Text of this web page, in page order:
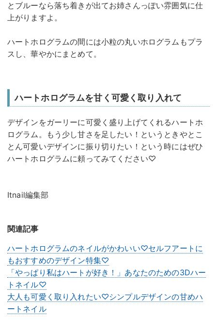
とブルーなら落ち着きが出てお姉さんっぽい雰囲気に仕
上がりますよ。
ハートホログラムの間には小粒の丸いホログラムもプラ
スし、華やかにまとめて。
ハートホログラムを甘く可愛く取り入れて
デザインをガーリーに可愛く盛り上げてくれるハートホ
ログラム。もう少し甘さを足したい！というときやとこ
とん可愛いデザインに振り切りたい！という時にはぜひ
ハートホログラムに頼ってみてください♡
Itnail編集部
関連記事
ハートホログラムのネイルがかわいい♡セルフアートに
もおすすめのデザイン特集♡
「やっぱり私はハートが好き！」あなたのための3Dハー
トネイル♡
大人も可愛く取り入れたい♡シンプルデザインの甘めハ
ートネイル